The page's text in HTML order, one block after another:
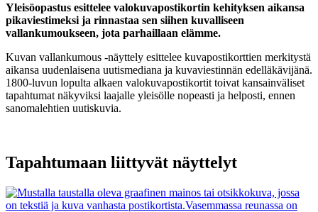
Yleisöopastus esittelee valokuvapostikortin kehityksen aikansa
pikaviestimeksi ja rinnastaa sen siihen kuvalliseen
vallankumoukseen, jota parhaillaan elämme.
Kuvan vallankumous -näyttely esittelee kuvapostikorttien merkitystä
aikansa uudenlaisena uutismediana ja kuvaviestinnän edelläkävijänä.
1800-luvun lopulta alkaen valokuvapostikortit toivat kansainväliset
tapahtumat näkyviksi laajalle yleisölle nopeasti ja helposti, ennen
sanomalehtien uutiskuvia.
Tapahtumaan liittyvät näyttelyt